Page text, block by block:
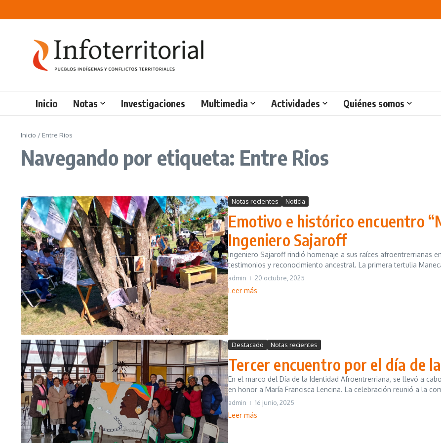
Inicio Notas Investigaciones Multimedia Actividades Quiénes somos
Inicio / Entre Rios
Navegando por etiqueta: Entre Rios
Notas recientes Noticia
Emotivo e histórico encuentro
Ingeniero Sajaroff
Ingeniero Sajaroff rindió homenaje a sus raíces afroentrerrianas
testimonios y reconocimiento ancestral. La primera tertulia
admin 20 octubre, 2025
Leer más
Destacado Notas recientes
Tercer encuentro por el día de
En el marco del Día de la Identidad Afroentrerriana, se llevó a
en honor a María Francisca Lencina. La celebración reunió a la
admin 16 junio, 2025
Leer más